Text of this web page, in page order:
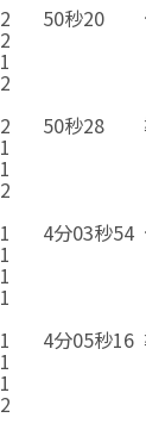
2 50秒20
2
1
2
2 50秒28
1
1
2
1 4分03秒54
1
1
1
1 4分05秒16
1
1
2